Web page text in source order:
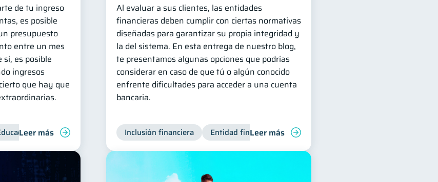
de tu ingreso
es posible
presupuesto
entre un mes
es posible
ingresos
que hay que
financiera Inclusión financiera Finanzas para jóvenes Manejo de deudas
Leer más
Al evaluar a sus clientes, las entidades
financieras deben cumplir con ciertas normativas
diseñadas para garantizar su propia integridad y
la del sistema. En esta entrega de nuestro blog,
te presentamos algunas opciones que podrías
considerar en caso de que tú o algún conocido
enfrente dificultades para acceder a una cuenta
bancaria.
Inclusión financiera Entidad financiera
Leer más